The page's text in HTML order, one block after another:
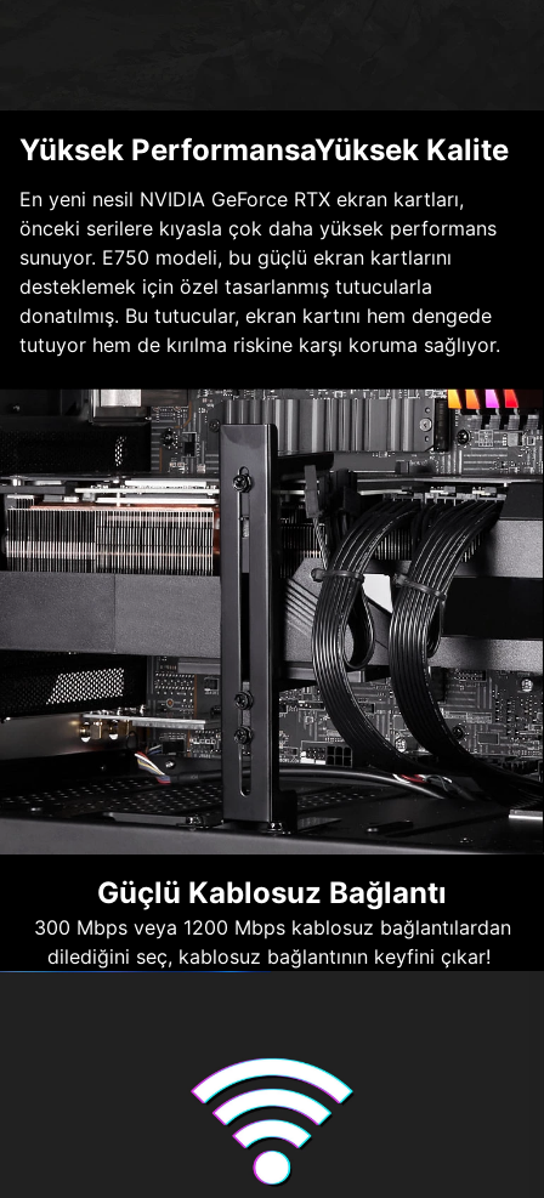
Yüksek PerformansaYüksek Kalite
En yeni nesil NVIDIA GeForce RTX ekran kartları,
önceki serilere kıyasla çok daha yüksek performans
sunuyor. E750 modeli, bu güçlü ekran kartlarını
desteklemek için özel tasarlanmış tutucularla
donatılmış. Bu tutucular, ekran kartını hem dengede
tutuyor hem de kırılma riskine karşı koruma sağlıyor.
Güçlü Kablosuz Bağlantı
300 Mbps veya 1200 Mbps kablosuz bağlantılardan
dilediğini seç, kablosuz bağlantının keyfini çıkar!